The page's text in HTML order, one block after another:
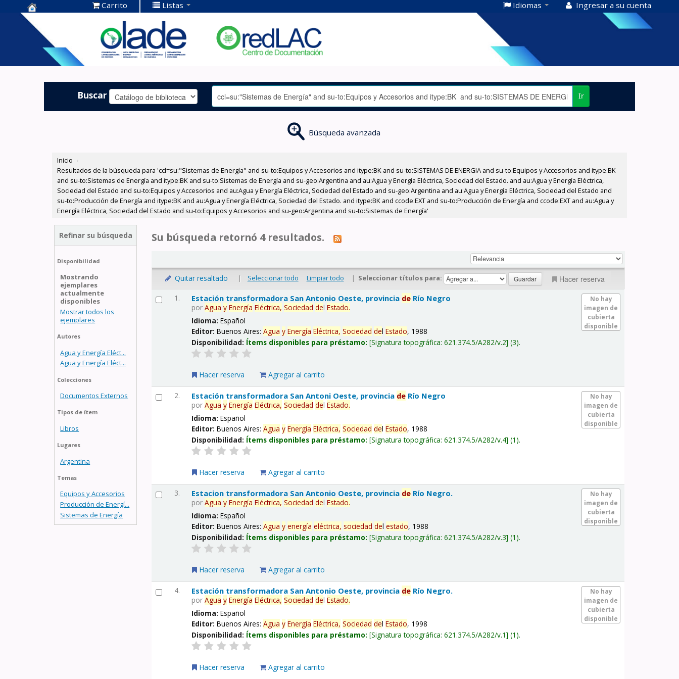
Centro de
Documentación
OLADE -
Carrito Listas Idiomas Ingresar a su cuenta
Buscar Ir
Búsqueda avanzada
Inicio ›
Resultados de la búsqueda para 'ccl=su:"Sistemas de Energía" and su-to:Equipos y Accesorios and itype:BK and su-to:SISTEMAS DE ENERGIA and su-to:Equipos y Accesorios and itype:BK
and su-to:Sistemas de Energía and itype:BK and su-to:Sistemas de Energía and su-geo:Argentina and au:Agua y Energía Eléctrica, Sociedad del Estado. and au:Agua y Energía Eléctrica,
Sociedad del Estado and su-to:Equipos y Accesorios and au:Agua y Energía Eléctrica, Sociedad del Estado and su-geo:Argentina and au:Agua y Energía Eléctrica, Sociedad del Estado and
su-to:Producción de Energía and itype:BK and au:Agua y Energía Eléctrica, Sociedad del Estado. and itype:BK and ccode:EXT and su-to:Producción de Energía and ccode:EXT and au:Agua y
Energía Eléctrica, Sociedad del Estado and su-to:Equipos y Accesorios and su-geo:Argentina and su-to:Sistemas de Energía'
Refinar su búsqueda
Disponibilidad
Mostrando
ejemplares
actualmente
disponibles
Mostrar todos los
ejemplares
Autores
Agua y Energía Eléct...
Agua y Energía Eléct...
Colecciones
Documentos Externos
Tipos de ítem
Libros
Lugares
Argentina
Temas
Equipos y Accesorios
Producción de Energí...
Sistemas de Energía
Su búsqueda retornó 4 resultados.
Quitar resaltado | Seleccionar todo Limpiar todo | Seleccionar títulos para: Hacer reserva
1.
No hay
imagen de
cubierta
disponible
Estación transformadora San Antonio Oeste, provincia de Río Negro
porAgua y Energía Eléctrica, Sociedad delEstado.
Idioma:Español
Editor:Buenos Aires:Agua y Energía Eléctrica, Sociedad delEstado, 1988
Disponibilidad: Ítems disponibles para préstamo: Signatura topográfica:621.374.5/A282/v.2 (3).
Hacer reserva Agregar al carrito
2.
No hay
imagen de
cubierta
disponible
Estación transformadora San Antoni Oeste, provincia de Río Negro
porAgua y Energía Eléctrica, Sociedad delEstado.
Idioma:Español
Editor:Buenos Aires:Agua y Energía Eléctrica, Sociedad delEstado, 1988
Disponibilidad: Ítems disponibles para préstamo: Signatura topográfica:621.374.5/A282/v.4 (1).
Hacer reserva Agregar al carrito
3.
No hay
imagen de
cubierta
disponible
Estacion transformadora San Antonio Oeste, provincia de Río Negro.
porAgua y Energía Eléctrica, Sociedad delEstado.
Idioma:Español
Editor:Buenos Aires:Agua y energía eléctrica, sociedad delestado, 1988
Disponibilidad: Ítems disponibles para préstamo: Signatura topográfica:621.374.5/A282/v.3 (1).
Hacer reserva Agregar al carrito
4.
No hay
imagen de
cubierta
disponible
Estación transformadora San Antonio Oeste, provincia de Río Negro.
porAgua y Energía Eléctrica, Sociedad delEstado.
Idioma:Español
Editor:Buenos Aires:Agua y Energía Eléctrica, Sociedad delEstado, 1998
Disponibilidad: Ítems disponibles para préstamo: Signatura topográfica:621.374.5/A282/v.1 (1).
Hacer reserva Agregar al carrito